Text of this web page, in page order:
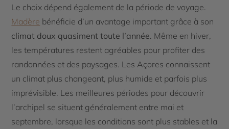
Le choix dépend également de la période de voyage.
Madère bénéficie d’un avantage important grâce à son
climat doux quasiment toute l’année. Même en hiver,
les températures restent agréables pour profiter des
randonnées et des paysages. Les Açores connaissent
un climat plus changeant, plus humide et parfois plus
imprévisible. Les meilleures périodes pour découvrir
l’archipel se situent généralement entre mai et
septembre, lorsque les conditions sont plus stables et la